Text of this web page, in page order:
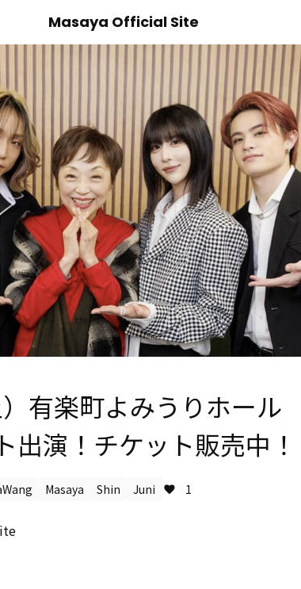
Masaya Official Site
）有楽町よみうりホー
出演！チケット販売中！
Masaya Shin Juni 1